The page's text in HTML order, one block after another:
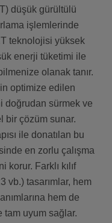
düşük gürültülü
işlemlerinde
teknolojisi yüksek
enerji tüketimi ile
olanak tanır.
optimize edilen
doğrudan sürmek ve
bir çözüm sunar.
ile donatılan bu
en zorlu çalışma
Farklı kılıf
vb.) tasarımlar, hem
hem de
uyum sağlar.